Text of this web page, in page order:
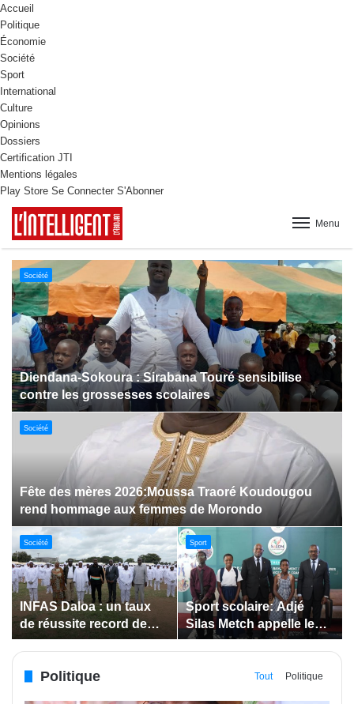
Accueil
Politique
Économie
Société
Sport
International
Culture
Opinions
Dossiers
Certification JTI
Mentions légales
Play Store Se Connecter S'Abonner
Menu
Culture
Dabakala:Le festival FEMUDA 2.0 dévoile des
innovations porteuses d’espoir pour la jeunesse
Sport
Jeux paralympiques de 2028 :
Société
Bodokro : 30 élèves
célébrés à la Journée de
l’Excellence du Lycée
Société
Insertion des jeunes: La
Côte d’Ivoire renforce le
suivi des conventions
Politique Tout Politique